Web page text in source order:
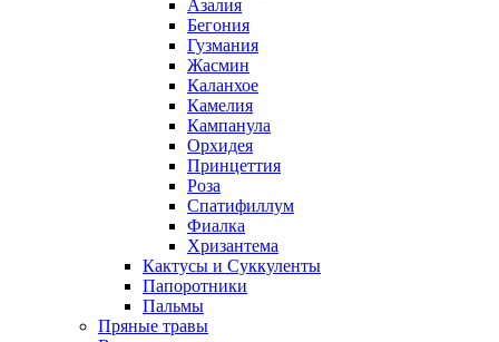
Азалия
Бегония
Гузмания
Жасмин
Каланхое
Камелия
Кампанула
Орхидея
Принцеттия
Роза
Спатифиллум
Фиалка
Хризантема
Кактусы и Суккуленты
Папоротники
Пальмы
Пряные травы